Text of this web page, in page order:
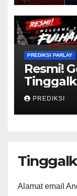
PREDIKSI PARLAY
Resmi!
Fulham
Muda
PREDIKSI
Alamat email